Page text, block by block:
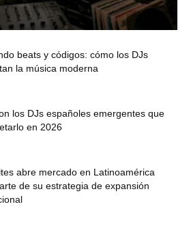
beats y códigos: cómo los DJs
la música moderna
los DJs españoles emergentes que
en 2026
abre mercado en Latinoamérica
de su estrategia de expansión